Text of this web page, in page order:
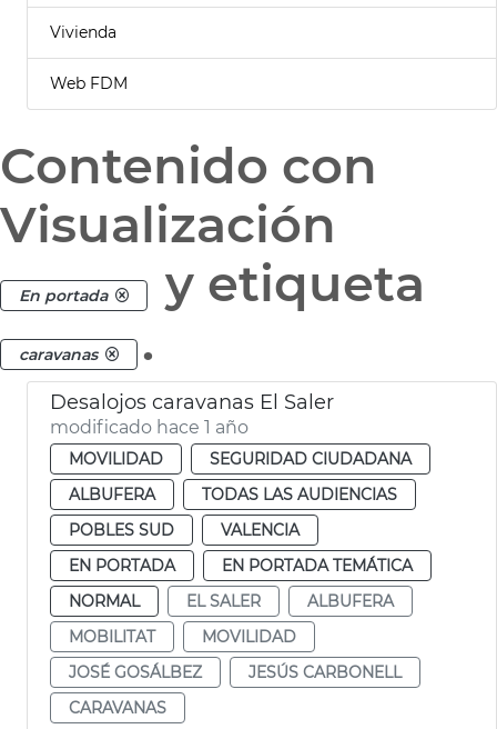
Vivienda
Web FDM
Contenido con
Visualización
En portada y etiqueta
caravanas .
Desalojos caravanas El Saler
modificado hace 1 año
MOVILIDAD
SEGURIDAD CIUDADANA
ALBUFERA
TODAS LAS AUDIENCIAS
POBLES SUD
VALENCIA
EN PORTADA
EN PORTADA TEMÁTICA
NORMAL
EL SALER
ALBUFERA
MOBILITAT
MOVILIDAD
JOSÉ GOSÁLBEZ
JESÚS CARBONELL
CARAVANAS